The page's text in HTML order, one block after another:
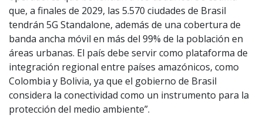
que, a finales de 2029, las 5.570 ciudades de Brasil
tendrán 5G Standalone, además de una cobertura de
banda ancha móvil en más del 99% de la población en
áreas urbanas. El país debe servir como plataforma de
integración regional entre países amazónicos, como
Colombia y Bolivia, ya que el gobierno de Brasil
considera la conectividad como un instrumento para la
protección del medio ambiente”.